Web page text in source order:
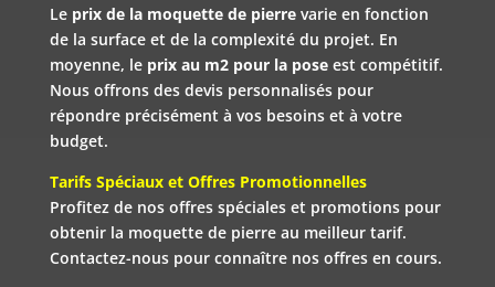
Le prix de la moquette de pierrevarie en fonction
de la surface et de la complexité du projet. En
moyenne, le prix au m2 pour la poseest compétitif.
Nous offrons des devis personnalisés pour
répondre précisément à vos besoins et à votre
budget.
Tarifs Spéciaux et Offres Promotionnelles
Profitez de nos offres spéciales et promotions pour
obtenir la moquette de pierre au meilleur tarif.
Contactez-nous pour connaître nos offres en cours.